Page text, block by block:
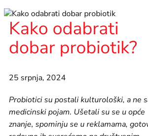
Kako odabrati
dobar probiotik?
25 srpnja, 2024
Probiotici su postali kulturološki, a ne
medicinski pojam. Ušetali su se u opće
znanje, spominju se u reklamama,